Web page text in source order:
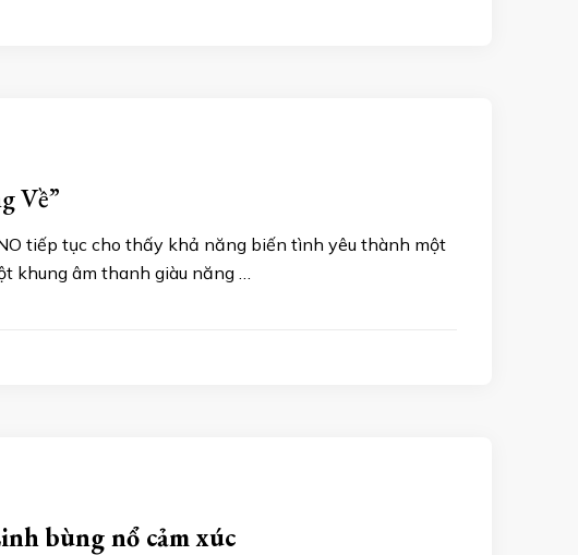
Về”
tiếp tục cho thấy khả năng biến tình yêu thành một
khung âm thanh giàu năng …
bùng nổ cảm xúc